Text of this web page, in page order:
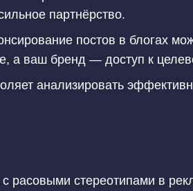
партнёрство.
постов в блогах
а ваш бренд — доступ к
анализировать
расовыми стереотипами в